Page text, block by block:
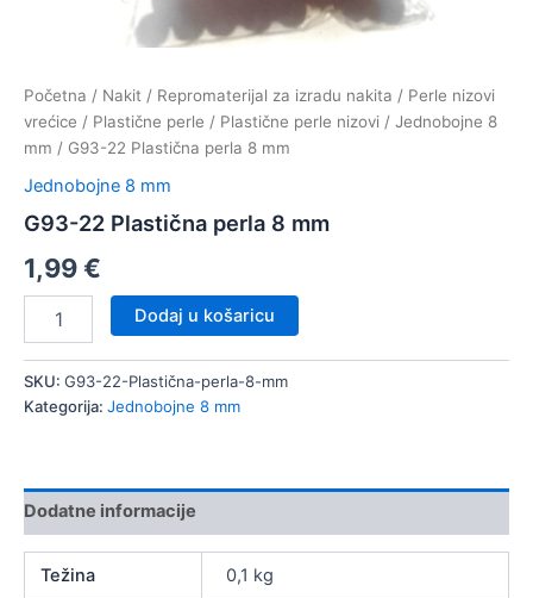
Početna / Nakit / Repromaterijal za izradu nakita / Perle nizovi
vrećice / Plastične perle / Plastične perle nizovi / Jednobojne 8
mm / G93-22 Plastična perla 8 mm
Jednobojne 8 mm
G93-22 Plastična perla 8 mm
1,99€
perla
8
Dodaj u košaricu
SKU: G93-22-Plastična-perla-8-mm
Kategorija: Jednobojne 8 mm
Dodatne informacije
Težina 0,1 kg